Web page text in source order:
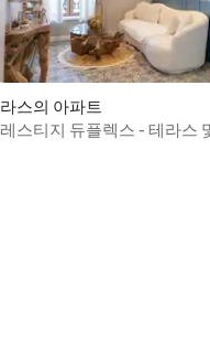
점), 후기 98개
스의 아파트
스티지 듀플렉스 - 테라스